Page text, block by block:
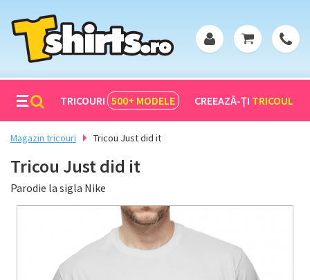
TRICOURI 500+ MODELE CREEAZĂ-ȚI TRICOUL
Magazin tricouri Tricou Just did it
Tricou Just did it
Parodie la sigla Nike